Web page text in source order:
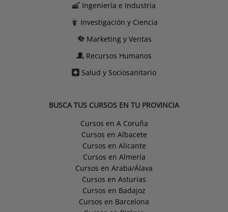
Ingeniería e Industria
Investigación y Ciencia
Marketing y Ventas
Recursos Humanos
Salud y Sociosanitario
BUSCA TUS CURSOS EN TU PROVINCIA
Cursos en A Coruña
Cursos en Albacete
Cursos en Alicante
Cursos en Almería
Cursos en Araba/Álava
Cursos en Asturias
Cursos en Badajoz
Cursos en Barcelona